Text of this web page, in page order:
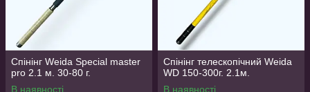
Спінінг Weida Special master
pro 2.1 м. 30-80 г.
В наявності
Спінінг телескопічний Weida
WD 150-300г. 2.1м.
В наявності